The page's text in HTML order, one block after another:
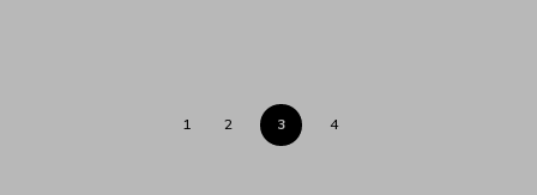
1 2 3 4